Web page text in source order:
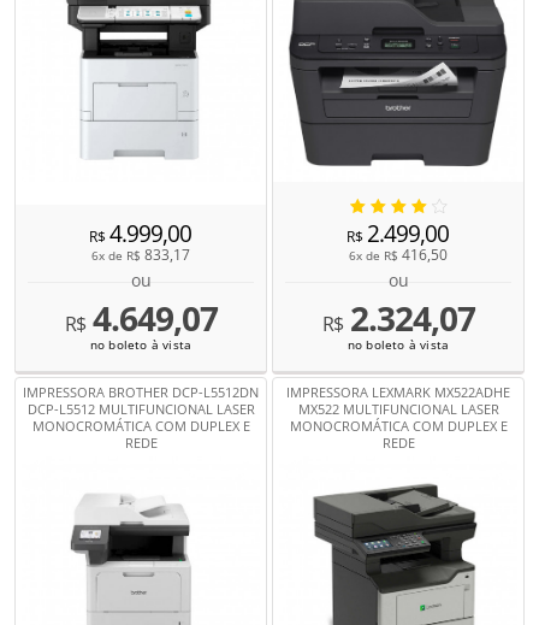
R$4.999,00
6x de R$ 833,17
ou
R$4.649,07
no boleto à vista
R$2.499,00
6x de R$ 416,50
ou
R$2.324,07
no boleto à vista
IMPRESSORA BROTHER DCP-L5512DN
DCP-L5512 MULTIFUNCIONAL LASER
MONOCROMÁTICA COM DUPLEX E
REDE
IMPRESSORA LEXMARK MX522ADHE
MX522 MULTIFUNCIONAL LASER
MONOCROMÁTICA COM DUPLEX E
REDE